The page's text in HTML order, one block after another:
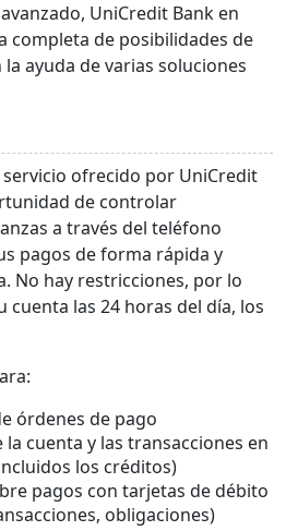
UniCredit Bank en
completa de posibilidades de
ayuda de varias soluciones
ofrecido por UniCredit
de controlar
a través del teléfono
pagos de forma rápida y
No hay restricciones, por lo
cuenta las 24 horas del día, los
órdenes de pago
cuenta y las transacciones en
los créditos)
pagos con tarjetas de débito
obligaciones)